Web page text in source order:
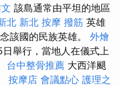
該島通常由平坦的地區
北 新北 按摩 撥筋 英雄
該國的民族英雄。 外燴
舉行，當地人在儀式上
台中整骨推薦 大西洋颶
按摩店 會議點心 護理之